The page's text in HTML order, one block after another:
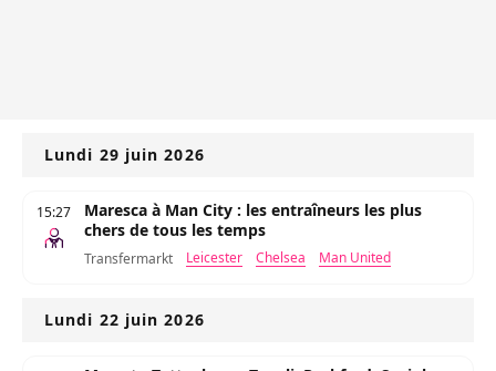
Lundi 29 juin 2026
15:27
Maresca à Man City : les entraîneurs les plus
chers de tous les temps
Transfermarkt Leicester Chelsea Man United
Lundi 22 juin 2026